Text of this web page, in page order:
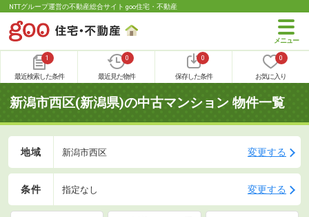
NTTグループ運営の不動産総合サイト goo住宅・不動産
1
最近検索した条件
0
最近見た物件
0
保存した条件
0
お気に入り
新潟市西区(新潟県)の中古マンション 物件一覧
地域 新潟市西区 変更する
条件 指定なし 変更する